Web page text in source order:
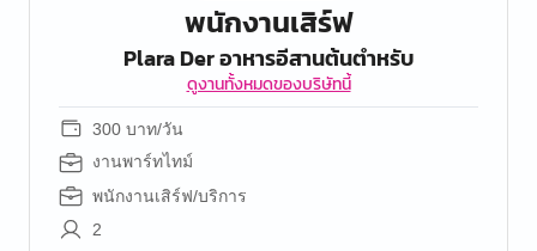
พนักงานเสิร์ฟ
Plara Der อาหารอีสานต้นตำหรับ
ดูงานทั้งหมดของบริษัทนี้
300 บาท/วัน
งานพาร์ทไทม์
พนักงานเสิร์ฟ/บริการ
2